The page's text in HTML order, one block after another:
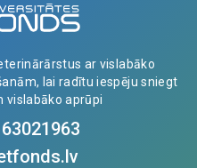
ar vislabāko
lai radītu iespēju sniegt
vislabāko aprūpi
63021963